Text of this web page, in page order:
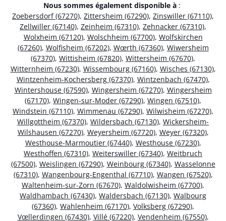
Nous sommes également disponible à :
Zoebersdorf (67270), Zittersheim (67290), Zinswiller (67110),
Zellwiller (67140), Zeinheim (67310), Zehnacker (67310),
Wolxheim (67120), Wolschheim (67700), Wolfskirchen
(67260), Wolfisheim (67202), Wœrth (67360), Wiwersheim
(67370), Wittisheim (67820), Wittersheim (67670),
Witternheim (67230), Wissembourg (67160), Wisches (67130),
Wintzenheim-Kochersberg (67370), Wintzenbach (67470),
Wintershouse (67590), Wingersheim (67270), Wingersheim
(67170), Wingen-sur-Moder (67290), Wingen (67510),
Windstein (67110), Wimmenau (67290), Wilwisheim (67270),
Willgottheim (67370), Wildersbach (67130), Wickersheim-
Wilshausen (67270), Weyersheim (67720), Weyer (67320),
Westhouse-Marmoutier (67440), Westhouse (67230),
Westhoffen (67310), Weiterswiller (67340), Weitbruch
(67500), Weislingen (67290), Weinbourg (67340), Wasselonne
(67310), Wangenbourg-Engenthal (67710), Wangen (67520),
Waltenheim-sur-Zorn (67670), Waldolwisheim (67700),
Waldhambach (67430), Waldersbach (67130), Walbourg
(67360), Wahlenheim (67170), Volksberg (67290),
Vœllerdingen (67430), Villé (67220), Vendenheim (67550),